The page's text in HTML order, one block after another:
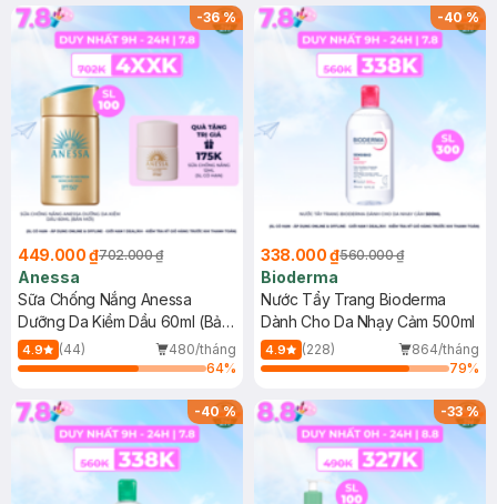
SPF 50+ 20ml (SL Có Hạn)
(SL có hạn)
-36%
449.000 ₫702.000 ₫
Anessa
Sữa Chống Nắng Anessa
Dưỡng Da Kiềm Dầu 60ml (Bản
Mới)
4.9 (44)
480/tháng
64%
-40%
338.000 ₫560.000 ₫
Bioderma
Nước Tẩy Trang Bioderma
Dành Cho Da Nhạy Cảm 500ml
4.9 (228)
864/tháng
79%
-40% -33%